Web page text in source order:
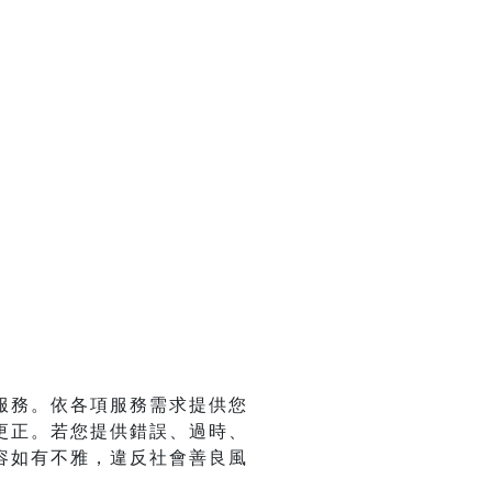
。依各項服務需求提供您
。若您提供錯誤、過時、
如有不雅，違反社會善良風